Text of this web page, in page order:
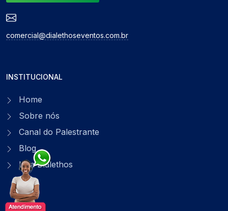
comercial@dialethoseventos.com.br
INSTITUCIONAL
Home
Sobre nós
Canal do Palestrante
Blog
Loja Dialethos